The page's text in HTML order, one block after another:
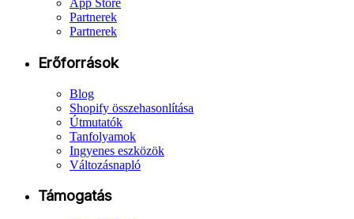
App Store
Partnerek
Partnerek
Erőforrások
Blog
Shopify összehasonlítása
Útmutatók
Tanfolyamok
Ingyenes eszközök
Változásnapló
Támogatás